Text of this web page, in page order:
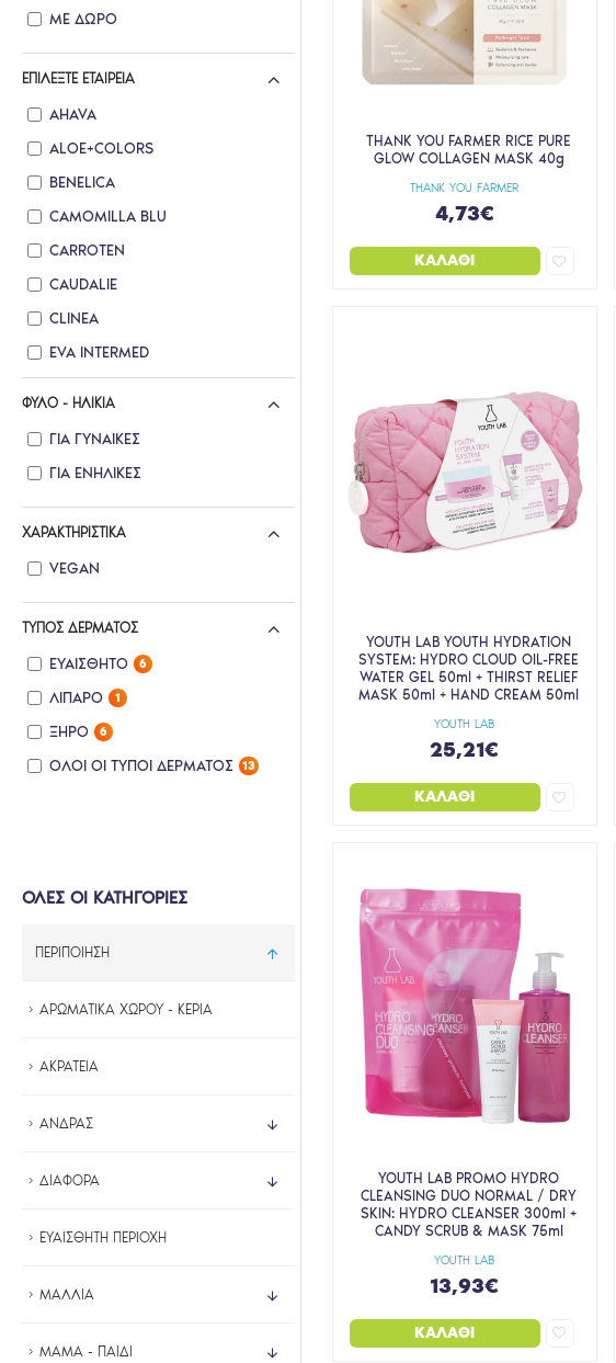
ΕΠΙΛΈΞΤΕ ΕΤΑΙΡΕΊΑ
AHAVA
ALOE+COLORS
BENELICA
CAMOMILLA BLU
CARROTEN
CAUDALIE
CLINEA
EVA INTERMED
HYDROVIT
LAVISH CARE
LUM.ME
LUVUM
MEY
PETITFEE
THANK YOU FARMER
ΧΑΡΑΚΤΗΡΙΣΤΙΚΆ
VEGAN
ΤΎΠΟΣ ΔΈΡΜΑΤΟΣ
ΕΥΑΊΣΘΗΤΟ 6
ΛΙΠΑΡΌ 1
ΞΗΡΌ 6
ΌΛΟΙ ΟΙ ΤΎΠΟΙ ΔΈΡΜΑΤΟΣ 13
ΦΎΛΟ - ΗΛΙΚΊΑ
ΓΙΑ ΓΥΝΑΊΚΕΣ
ΓΙΑ ΕΝΉΛΙΚΕΣ
ΜΕ ΔΩΡΟ
ΟΛΕΣ ΟΙ ΚΑΤΗΓΟΡΙΕΣ
ΠΕΡΙΠΟΙΗΣΗ
ΑΡΩΜΑΤΙΚΑ ΧΩΡΟΥ - ΚΕΡΙΑ
ΑΚΡΑΤΕΙΑ
ΑΝΔΡΑΣ
ΔΙΑΦΟΡΑ
ΕΥΑΙΣΘΗΤΗ ΠΕΡΙΟΧΗ
ΜΑΛΛΙΑ
ΜΑΜΑ - ΠΑΙΔΙ
THANK YOU FARMER
THANK YOU FARMER RICE PURE
GLOW COLLAGEN MASK 40g
4,73€
ΚΑΛΆΘΙ
YOUTH LAB
YOUTH LAB YOUTH HYDRATION
SYSTEM: HYDRO CLOUD OIL-FREE
WATER GEL 50ml + THIRST RELIEF
MASK 50ml + HAND CREAM 50ml
25,21€
ΚΑΛΆΘΙ
YOUTH LAB
YOUTH LAB PROMO HYDRO
CLEANSING DUO NORMAL / DRY
SKIN: HYDRO CLEANSER 300ml +
CANDY SCRUB & MASK 75ml
13,93€
ΚΑΛΆΘΙ